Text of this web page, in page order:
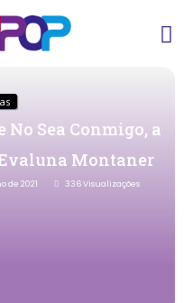
No Sea Conmigo, a
Montaner
de 2021 336Visualizações